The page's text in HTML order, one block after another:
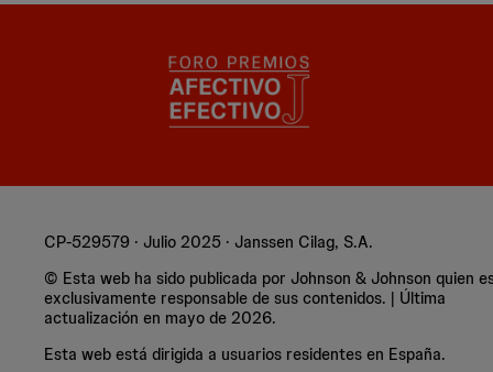
CP-529579 · Julio 2025 · Janssen Cilag, S.A.
© Esta web ha sido publicada por Johnson & Johnson quien
exclusivamente responsable de sus contenidos. | Última
actualización en mayo de 2026.
Esta web está dirigida a usuarios residentes en España.